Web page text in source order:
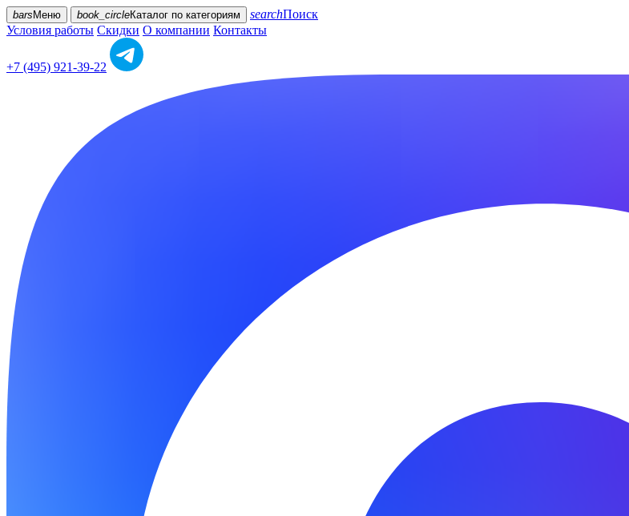
bars Меню book_circleКаталог по категориям searchПоиск
Условия работы Скидки О компании Контакты
+7 (495) 921-39-22